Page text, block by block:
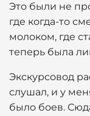
Это были не
где когда-то
молоком, где
теперь была
Экскурсовод
слушал, и у
было боев.